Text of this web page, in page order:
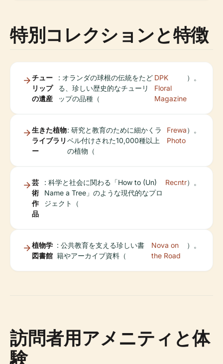
特別コレクションと特徴
チュー
リップ
の遺産
: オランダの球根の伝統をたど
る、珍しい歴史的なチューリ
ップの品種（
DPK
Floral
Magazine
）。
生きた植物
ライブラリ
ー
: 研究と教育のために細かくラ
ベル付けされた10,000種以上
の植物（
Frewa
Photo
）。
芸
術
作
品
: 科学と社会に関わる「How to (Un)
Name a Tree」のような現代的なプロ
ジェクト（
Recntr）。
植物学
図書館
: 公共教育を支える珍しい書
籍やアーカイブ資料（
Nova on
the Road
）。
訪問者用アメニティと体
験